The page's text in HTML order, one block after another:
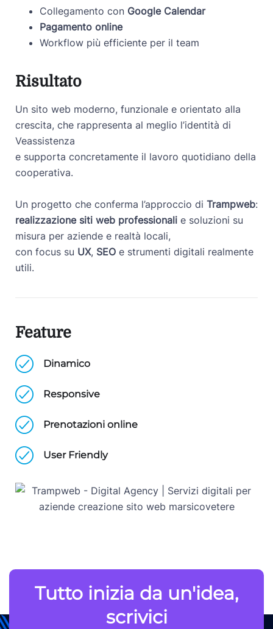
Collegamento con Google Calendar
Pagamento online
Workflow più efficiente per il team
Risultato
Un sito web moderno, funzionale e orientato alla
crescita, che rappresenta al meglio l’identità di
Veassistenza
e supporta concretamente il lavoro quotidiano della
cooperativa.
Un progetto che conferma l’approccio di Trampweb:
realizzazione siti web professionali e soluzioni su
misura per aziende e realtà locali,
con focus su UX, SEO e strumenti digitali realmente
utili.
Feature
Dinamico
Responsive
Prenotazioni online
User Friendly
Tutto inizia da un'idea,
scrivici